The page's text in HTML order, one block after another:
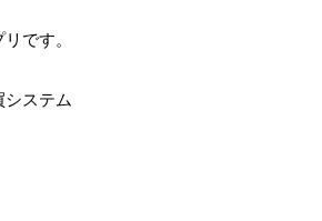
です。
システム